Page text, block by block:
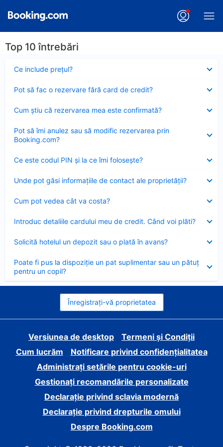
Top 10 întrebări
Ce include preţul?
închis
Pot să fac o rezervare fără card de credit?
închis
Cum ştiu că rezervarea mea este confirmată?
închis
Pot să îmi anulez sau să modific rezervarea prin
Booking.com?
închis
Ce este codul PIN şi la ce îmi foloseşte?
închis
Unde pot găsi informațiile de contact ale proprietății?
închis
Cum pot vedea cât va costa?
închis
Introduc detaliile cardului meu de credit. Când voi plăti?
închis
Solicită hotelul un depozit sau o plată în avans?
închis
Poate fi pus la dispoziție un pat suplimentar sau un pătuț
pentru un copil?
închis
Înregistrați-vă proprietatea
Versiunea de desktop
Termeni și Condiții
Cum lucrăm
Notificare privind confidențialitatea
Administrați setările pentru cookie-uri
Gestionați recomandările personalizate
Declarație privind sclavia modernă
Declarație privind drepturile omului
Despre Booking.com